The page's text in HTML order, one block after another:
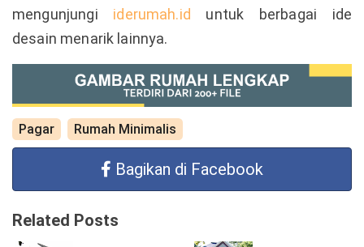
mengunjungi iderumah.id untuk berbagai ide
desain menarik lainnya.
Pagar Rumah Minimalis
Bagikan di Facebook
Related Posts